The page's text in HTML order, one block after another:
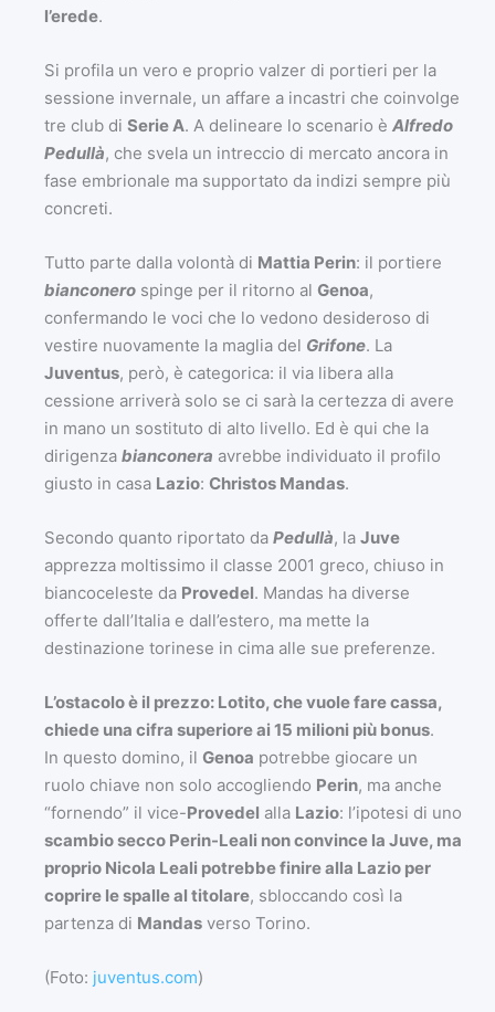
l’erede.
Si profila un vero e proprio valzer di portieri per la
sessione invernale, un affare a incastri che coinvolge
tre club di Serie A. A delineare lo scenario è Alfredo
Pedullà, che svela un intreccio di mercato ancora in
fase embrionale ma supportato da indizi sempre più
concreti.
Tutto parte dalla volontà di Mattia Perin: il portiere
bianconero spinge per il ritorno al Genoa,
confermando le voci che lo vedono desideroso di
vestire nuovamente la maglia del Grifone. La
Juventus, però, è categorica: il via libera alla
cessione arriverà solo se ci sarà la certezza di avere
in mano un sostituto di alto livello. Ed è qui che la
dirigenza bianconera avrebbe individuato il profilo
giusto in casa Lazio: Christos Mandas.
Secondo quanto riportato da Pedullà, la Juve
apprezza moltissimo il classe 2001 greco, chiuso in
biancoceleste da Provedel. Mandas ha diverse
offerte dall’Italia e dall’estero, ma mette la
destinazione torinese in cima alle sue preferenze.
L’ostacolo è il prezzo: Lotito, che vuole fare cassa,
chiede una cifra superiore ai 15 milioni più bonus.
In questo domino, il Genoa potrebbe giocare un
ruolo chiave non solo accogliendo Perin, ma anche
“fornendo” il vice-Provedel alla Lazio: l’ipotesi di uno
scambio secco Perin-Leali non convince la Juve, ma
proprio Nicola Leali potrebbe finire alla Lazio per
coprire le spalle al titolare, sbloccando così la
partenza di Mandas verso Torino.
(Foto: juventus.com)